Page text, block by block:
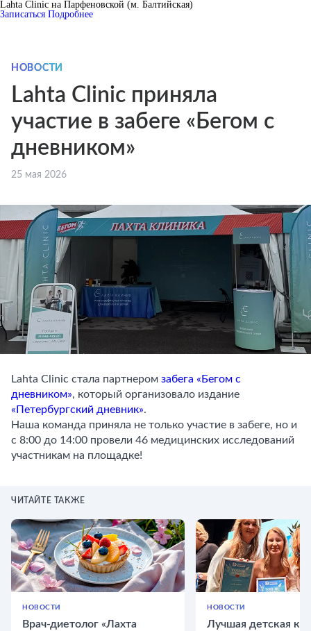
Lahta Clinic на Парфеновской (м. Балтийская)
Записаться Подробнее
НОВОСТИ
Lahta Clinic приняла
участие в забеге «Бегом с
дневником»
25 мая 2026
Lahta Clinic стала партнером забега «Бегом с
дневником», который организовало издание
«Петербургский дневник».
Наша команда приняла не только участие в забеге, но и
с 8:00 до 14:00 провели 46 медицинских исследований
участникам на площадке!
ЧИТАЙТЕ ТАКЖЕ
НОВОСТИ
Врач-диетолог «Лахта
НОВОСТИ
Лучшая детская